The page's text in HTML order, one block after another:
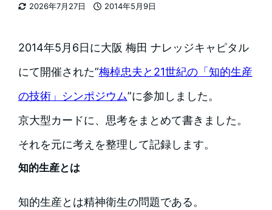
2026年7月27日
2014年5月9日
者
2014年5月6日に大阪 梅田 ナレッジキャピタル
にて開催された”梅棹忠夫と21世紀の「知的生産
の技術」シンポジウム”に参加しました。
京大型カードに、思考をまとめて書きました。
それを元に考えを整理して記録します。
知的生産とは
知的生産とは精神衛生の問題である。